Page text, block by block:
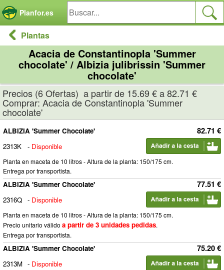
Planfor.es
Plantas
Acacia de Constantinopla 'Summer
chocolate' / Albizia julibrissin 'Summer
chocolate'
Precios (6 Ofertas) a partir de 15.69 € a 82.71 €
Comprar: Acacia de Constantinopla 'Summer
chocolate'
82.71 €
ALBIZIA 'Summer Chocolate'
2313K
- Disponible
Planta en maceta de 10 litros - Altura de la planta: 150/175 cm.
Entrega por transportista.
77.51 €
ALBIZIA 'Summer Chocolate'
2316Q - Disponible
Planta en maceta de 10 litros - Altura de la planta: 150/175 cm.
Precio unitario válido a partir de 3 unidades pedidas.
Entrega por transportista.
75.20 €
ALBIZIA 'Summer Chocolate'
2313M - Disponible
Panel de gestión de cookies